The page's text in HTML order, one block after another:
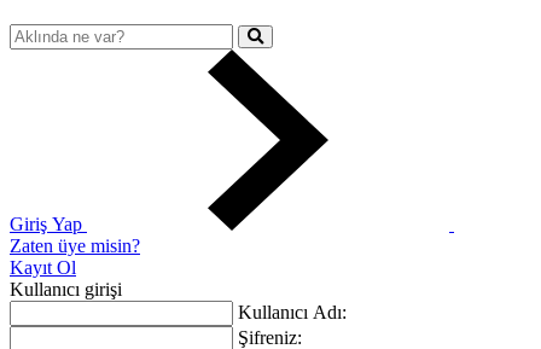
Giriş Yap
Zaten üye misin?
Kayıt Ol
Kullanıcı girişi
Kullanıcı Adı:
Şifreniz: